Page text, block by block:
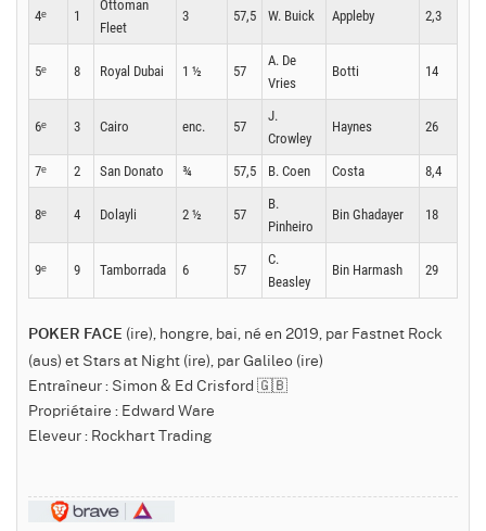
4ᵉ 1
Ottoman
Fleet
3 57,5 W. Buick Appleby 2,3
5ᵉ 8 Royal Dubai 1 ½ 57
A. De
Vries
Botti 14
6ᵉ 3 Cairo enc. 57
J.
Crowley
Haynes 26
7ᵉ 2 San Donato ¾ 57,5 B. Coen Costa 8,4
8ᵉ 4 Dolayli 2 ½ 57
B.
Pinheiro
Bin Ghadayer 18
9ᵉ 9 Tamborrada 6 57
C.
Beasley
Bin Harmash 29
POKER FACE (ire), hongre, bai, né en 2019, par Fastnet Rock
(aus) et Stars at Night (ire), par Galileo (ire)
Entraîneur : Simon & Ed Crisford 🇬🇧
Propriétaire : Edward Ware
Eleveur : Rockhart Trading